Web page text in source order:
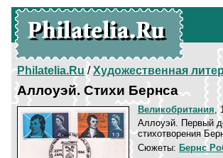
Philatelia.Ru/Художественная
Аллоуэй. Стихи Бернса
Великобритания,
Аллоуэй. Первый
стихотворения
Сюжеты: Бернс